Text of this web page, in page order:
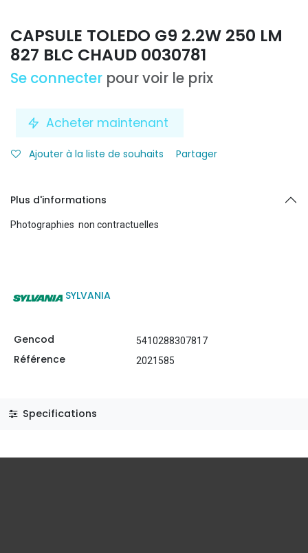
CAPSULE TOLEDO G9 2.2W 250 LM
827 BLC CHAUD 0030781
Se connecter pour voir le prix
Acheter maintenant
Ajouter à la liste de souhaits Partager
Plus d'informations
Photographies non contractuelles
SYLVANIA
Gencod 5410288307817
Référence 2021585
Specifications